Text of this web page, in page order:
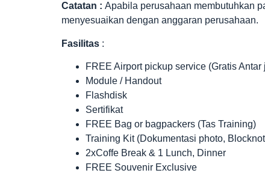
Catatan : Apabila perusahaan membutuhkan
menyesuaikan dengan anggaran perusahaan.
Fasilitas :
FREE Airport pickup service (Gratis
Module / Handout
Flashdisk
Sertifikat
FREE Bag or bagpackers (Tas Training)
Training Kit (Dokumentasi photo,
2xCoffe Break & 1 Lunch, Dinner
FREE Souvenir Exclusive